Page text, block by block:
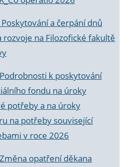
a čerpání dnů
rozvoje na Filozofické fakultě
k poskytování
fondu na úroky
potřeby a na úroky
na potřeby související
v roce 2026
opatření děkana